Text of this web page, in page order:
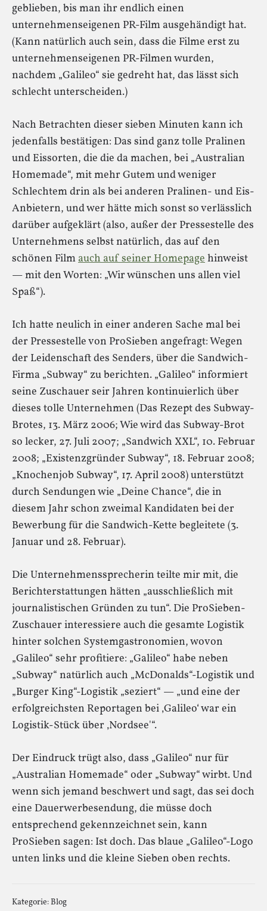
geblieben, bis man ihr endlich einen
unternehmenseigenen PR-Film ausgehändigt hat.
(Kann natürlich auch sein, dass die Filme erst zu
unternehmenseigenen PR-Filmen wurden,
nachdem „Galileo“ sie gedreht hat, das lässt sich
schlecht unterscheiden.)
Nach Betrachten dieser sieben Minuten kann ich
jedenfalls bestätigen: Das sind ganz tolle Pralinen
und Eissorten, die die da machen, bei „Australian
Homemade“, mit mehr Gutem und weniger
Schlechtem drin als bei anderen Pralinen- und Eis-
Anbietern, und wer hätte mich sonst so verlässlich
darüber aufgeklärt (also, außer der Pressestelle des
Unternehmens selbst natürlich, das auf den
schönen Filmauch auf seiner Homepagehinweist
— mit den Worten: „Wir wünschen uns allen viel
Spaß“).
Ich hatte neulich in einer anderen Sache mal bei
der Pressestelle von ProSieben angefragt: Wegen
der Leidenschaft des Senders, über die Sandwich-
Firma „Subway“ zu berichten. „Galileo“ informiert
seine Zuschauer seir Jahren kontinuierlich über
dieses tolle Unternehmen (Das Rezept des Subway-
Brotes, 13. März 2006; Wie wird das Subway-Brot
so lecker, 27. Juli 2007; „Sandwich XXL“, 10. Februar
2008; „Existenzgründer Subway“, 18. Februar 2008;
„Knochenjob Subway“, 17. April 2008) unterstützt
durch Sendungen wie „Deine Chance“, die in
diesem Jahr schon zweimal Kandidaten bei der
Bewerbung für die Sandwich-Kette begleitete (3.
Januar und 28. Februar).
Die Unternehmenssprecherin teilte mir mit, die
Berichterstattungen hätten „ausschließlich mit
journalistischen Gründen zu tun“. Die ProSieben-
Zuschauer interessiere auch die gesamte Logistik
hinter solchen Systemgastronomien, wovon
„Galileo“ sehr profitiere: „Galileo“ habe neben
„Subway“ natürlich auch „McDonalds“-Logistik und
„Burger King“-Logistik „seziert“ — „und eine der
erfolgreichsten Reportagen bei ‚Galileo‘ war ein
Logistik-Stück über ‚Nordsee'“.
Der Eindruck trügt also, dass „Galileo“ nur für
„Australian Homemade“ oder „Subway“ wirbt. Und
wenn sich jemand beschwert und sagt, das sei doch
eine Dauerwerbesendung, die müsse doch
entsprechend gekennzeichnet sein, kann
ProSieben sagen: Ist doch. Das blaue „Galileo“-Logo
unten links und die kleine Sieben oben rechts.
Kategorie:Blog